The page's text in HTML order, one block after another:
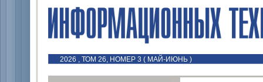
2026 , ТОМ 26, НОМЕР 3 ( МАЙ-ИЮНЬ )